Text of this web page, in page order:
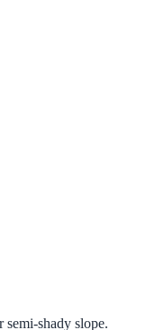
semi-shady slope.